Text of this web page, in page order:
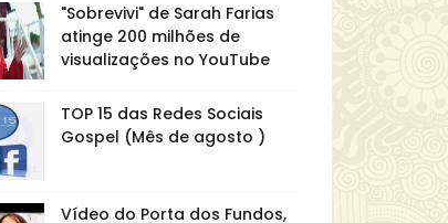
"Sobrevivi" de Sarah Farias
atinge 200 milhões de
visualizações no YouTube
TOP 15 das Redes Sociais
Gospel (Mês de agosto )
Vídeo do Porta dos Fundos,